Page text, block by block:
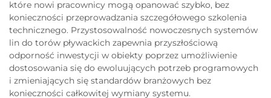
które nowi pracownicy mogą opanować szybko, bez
konieczności przeprowadzania szczegółowego szkolenia
technicznego. Przystosowalność nowoczesnych systemów
lin do torów pływackich zapewnia przyszłościową
odporność inwestycji w obiekty poprzez umożliwienie
dostosowania się do ewoluujących potrzeb programowych
i zmieniających się standardów branżowych bez
konieczności całkowitej wymiany systemu.